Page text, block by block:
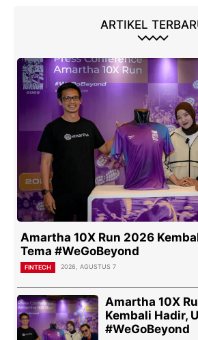
ARTIKEL
Amartha 10X Run 2026
Tema #WeGoBeyond
FINTECH 2026, AGUSTUS 7
Amartha 10X
Kembali Hadir,
#WeGoBeyond